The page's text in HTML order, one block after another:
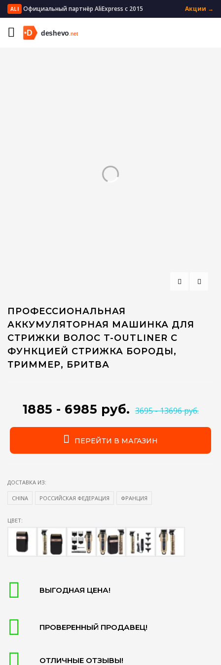
ALI Официальный партнёр AliExpress с 2015 Акции →
Главная Бытовая техника
Триммеры для волос
ПРОФЕССИОНАЛЬНАЯ
АККУМУЛЯТОРНАЯ МАШИНКА ДЛЯ
СТРИЖКИ ВОЛОС T-OUTLINER С
ФУНКЦИЕЙ СТРИЖКА БОРОДЫ,
ТРИММЕР, БРИТВА
1885 - 6985 руб. 3695 - 13696 руб.
ПЕРЕЙТИ В МАГАЗИН
ДОСТАВКА ИЗ:
CHINA РОССИЙСКАЯ ФЕДЕРАЦИЯ ФРАНЦИЯ
ЦВЕТ:
ВЫГОДНАЯ ЦЕНА!
ПРОВЕРЕННЫЙ ПРОДАВЕЦ!
ОТЛИЧНЫЕ ОТЗЫВЫ!